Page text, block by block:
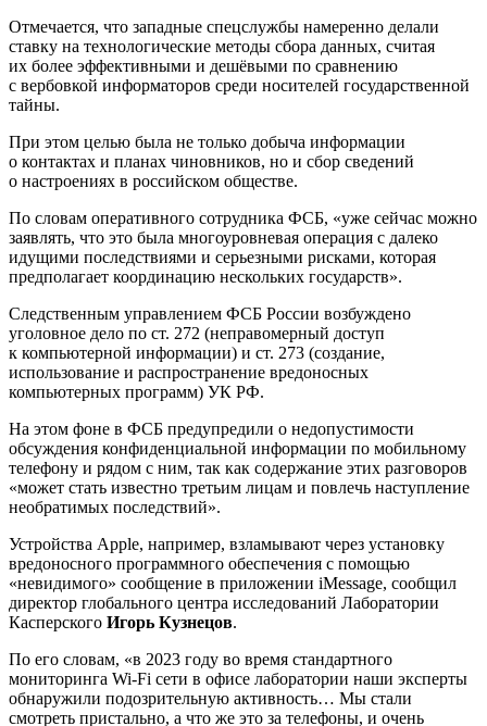
Отмечается, что западные спецслужбы намеренно делали
ставку на технологические методы сбора данных, считая
их более эффективными и дешёвыми по сравнению
с вербовкой информаторов среди носителей государственной
тайны.
При этом целью была не только добыча информации
о контактах и планах чиновников, но и сбор сведений
о настроениях в российском обществе.
По словам оперативного сотрудника ФСБ, «уже сейчас можно
заявлять, что это была многоуровневая операция с далеко
идущими последствиями и серьезными рисками, которая
предполагает координацию нескольких государств».
Следственным управлением ФСБ России возбуждено
уголовное дело по ст. 272 (неправомерный доступ
к компьютерной информации) и ст. 273 (создание,
использование и распространение вредоносных
компьютерных программ) УК РФ.
На этом фоне в ФСБ предупредили о недопустимости
обсуждения конфиденциальной информации по мобильному
телефону и рядом с ним, так как содержание этих разговоров
«может стать известно третьим лицам и повлечь наступление
необратимых последствий».
Устройства Apple, например, взламывают через установку
вредоносного программного обеспечения с помощью
«невидимого» сообщение в приложении iMessage, сообщил
директор глобального центра исследований Лаборатории
Касперского Игорь Кузнецов.
По его словам, «в 2023 году во время стандартного
мониторинга Wi-Fi сети в офисе лаборатории наши эксперты
обнаружили подозрительную активность… Мы стали
смотреть пристально, а что же это за телефоны, и очень